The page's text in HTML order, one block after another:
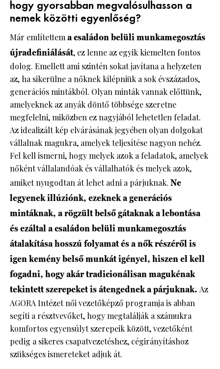
hogy gyorsabban megvalósulhasson a
nemek közötti egyenlőség?
Már említettema családon belüli munkamegosztás
újradefiniálását, ez lenne az egyik kiemelten fontos
dolog. Emellett ami szintén sokat javítana a helyzeten
az, ha sikerülne a nőknek kilépniük a sok évszázados,
generációs mintákból. Olyan minták vannak előttünk,
amelyeknek az anyák döntő többsége szeretne
megfelelni, miközben ez nagyjából lehetetlen feladat.
Az idealizált kép elvárásának jegyében olyan dolgokat
vállalnak magukra, amelyek teljesítése nagyon nehéz.
Fel kell ismerni, hogy melyek azok a feladatok, amelyek
nőként vállalandóak és vállalhatók és melyek azok,
amiket nyugodtan át lehet adni a párjuknak. Ne
legyenek illúziónk, ezeknek a generációs
mintáknak, a rögzült belső gátaknak a lebontása
és ezáltal a családon belüli munkamegosztás
átalakítása hosszú folyamat és a nők részéről is
igen kemény belső munkát igényel, hiszen el kell
fogadni, hogy akár tradicionálisan magukénak
tekintett szerepeket is átengednek a párjuknak. Az
AGORA Intézet női vezetőképző programja is abban
segíti a résztvevőket, hogy megtalálják a számukra
komfortos egyensúlyt szerepeik között, vezetőként
pedig a sikeres csapatvezetéshez, cégirányításhoz
szükséges ismereteket adjuk át.